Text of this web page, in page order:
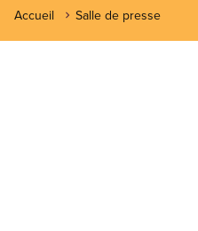
Accueil Salle de presse